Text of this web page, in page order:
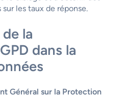
les taux de réponse.
la
dans la
Général sur la Protection